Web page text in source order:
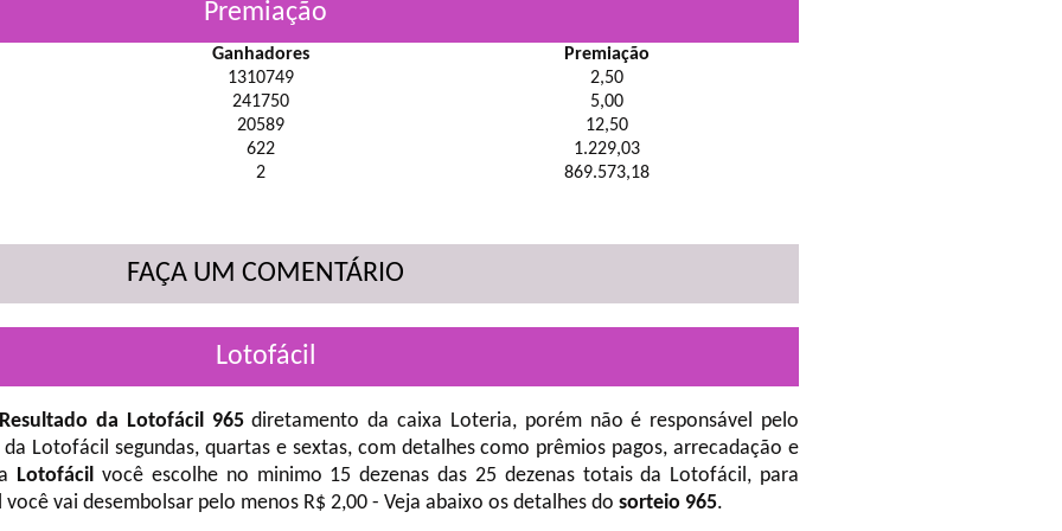
Premiação
Ganhadores
Premiação
1310749
2,50
241750
5,00
20589
12,50
622
1.229,03
2
869.573,18
FAÇA UM COMENTÁRIO
Lotofácil
Resultado da Lotofácil 965diretamento da caixa Loteria, porém não é responsável pelo
da Lotofácil segundas, quartas e sextas, com detalhes como prêmios pagos, arrecadação e
Lotofácil você escolhe no minimo 15 dezenas das 25 dezenas totais da Lotofácil, para
vai desembolsar pelo menos R$ 2,00 - Veja abaixo os detalhes do sorteio 965.